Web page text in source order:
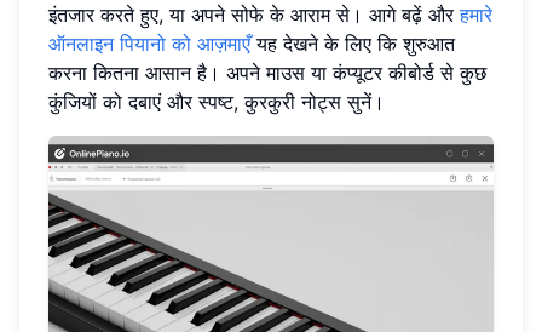
इंतजार करते हुए, या अपने सोफे के आराम से। आगे बढ़ें औरहमारे
ऑनलाइन पियानो को आज़माएँयह देखने के लिए कि शुरुआत
करना कितना आसान है। अपने माउस या कंप्यूटर कीबोर्ड से कुछ
कुंजियों को दबाएं और स्पष्ट, कुरकुरी नोट्स सुनें।